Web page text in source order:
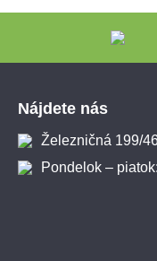
Nájdete nás
Železničná 199/
Pondelok –